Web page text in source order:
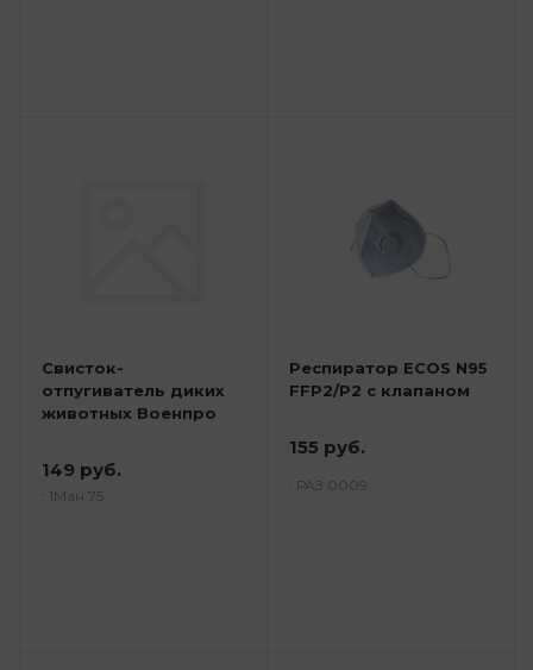
Свисток-
отпугиватель диких
животных Военпро
149 руб.
: 1Ман 75
Респиратор ECOS N95
FFP2/P2 с клапаном
155 руб.
: РАЗ 0009